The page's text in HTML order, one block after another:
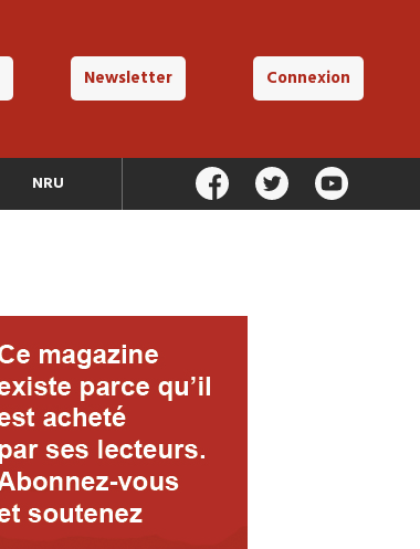
Newsletter Connexion
NRU